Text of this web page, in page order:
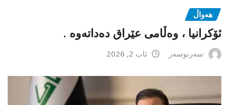
هەواڵ
ئۆکرانیا ، وەڵامی عێراق دەداتەوە .
سەرنوسەر ئاب 2, 2026